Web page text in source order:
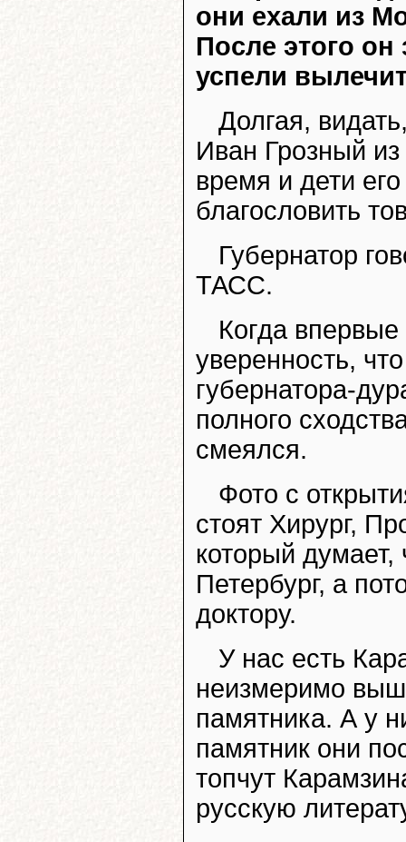
они ехали из
После этого
успели
Долгая,
Иван Грозный
время и дети
благословить
Губернатор
ТАСС.
Когда
уверенность,
губернатора-
полного
смеялся.
Фото с
стоят Хирург,
который думает,
Петербург, а
доктору.
У нас есть
неизмеримо
памятника. А у
памятник они
топчут
русскую